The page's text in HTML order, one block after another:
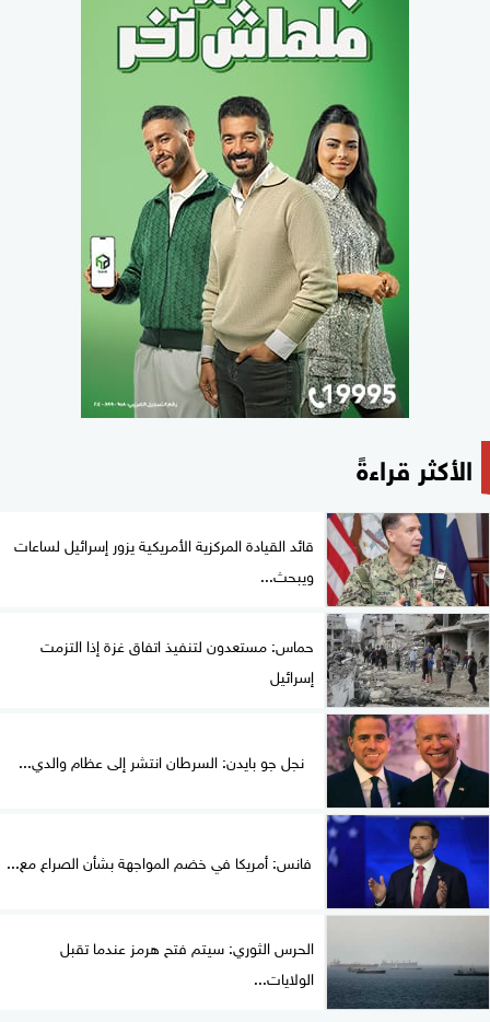
الأكثر قراءةً
قائد القيادة المركزية الأمريكية يزور إسرائيل لساعات
ويبحث...
حماس: مستعدون لتنفيذ اتفاق غزة إذا التزمت
إسرائيل
نجل جو بايدن: السرطان انتشر إلى عظام والدي...
فانس: أمريكا في خضم المواجهة بشأن الصراع مع...
الحرس الثوري: سيتم فتح هرمز عندما تقبل
الولايات...